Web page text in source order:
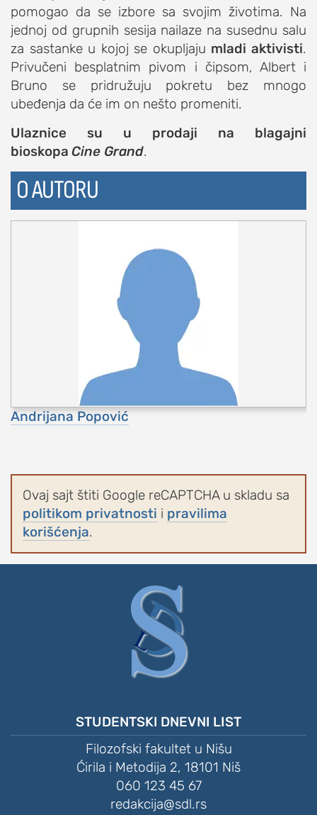
pomogao da se izbore sa svojim životima. Na
jednoj od grupnih sesija nailaze na susednu salu
za sastanke u kojoj se okupljaju mladi aktivisti.
Privučeni besplatnim pivom i čipsom, Albert i
Bruno se pridružuju pokretu bez mnogo
ubeđenja da će im on nešto promeniti.
Ulaznice su u prodaji na blagajni
bioskopa Cine Grand.
O AUTORU
Andrijana Popović
Ovaj sajt štiti Google reCAPTCHA u skladu sa
politikom privatnosti i pravilima
korišćenja.
STUDENTSKI DNEVNI LIST
Filozofski fakultet u Nišu
Ćirila i Metodija 2, 18101 Niš
060 123 45 67
redakcija@sdl.rs